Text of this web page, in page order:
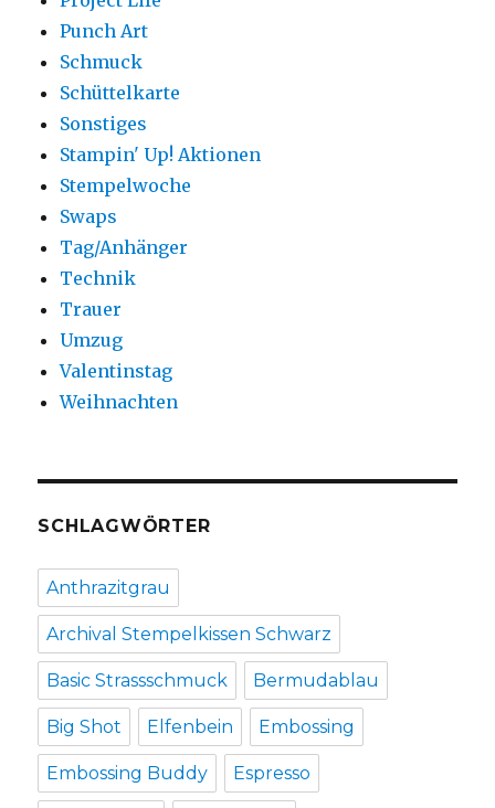
Punch Art
Schmuck
Schüttelkarte
Sonstiges
Stampin' Up! Aktionen
Stempelwoche
Swaps
Tag/Anhänger
Technik
Trauer
Umzug
Valentinstag
Weihnachten
SCHLAGWÖRTER
Anthrazitgrau
Archival Stempelkissen Schwarz
Basic Strassschmuck Bermudablau
Big Shot Elfenbein Embossing
Embossing Buddy Espresso